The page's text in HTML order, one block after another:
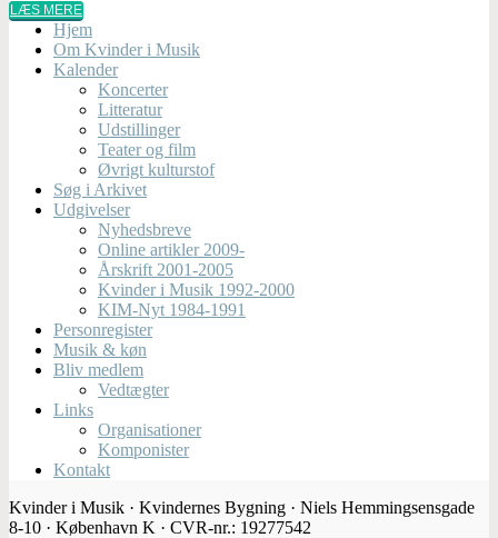
LÆS MERE
Hjem
Om Kvinder i Musik
Kalender
Koncerter
Litteratur
Udstillinger
Teater og film
Øvrigt kulturstof
Søg i Arkivet
Udgivelser
Nyhedsbreve
Online artikler 2009-
Årskrift 2001-2005
Kvinder i Musik 1992-2000
KIM-Nyt 1984-1991
Personregister
Musik & køn
Bliv medlem
Vedtægter
Links
Organisationer
Komponister
Kontakt
Kvinder i Musik · Kvindernes Bygning · Niels Hemmingsensgade
8-10 · København K · CVR-nr.: 19277542